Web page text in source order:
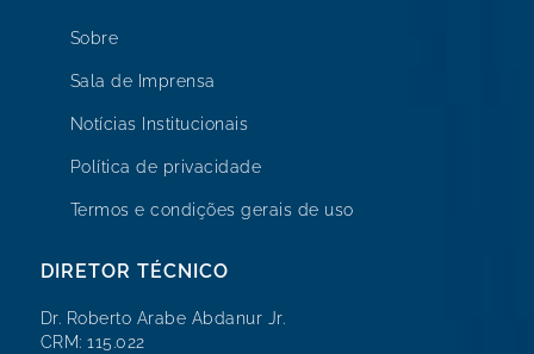
Sobre
Sala de Imprensa
Notícias Institucionais
Política de privacidade
Termos e condições gerais de uso
DIRETOR TÉCNICO
Dr. Roberto Arabe Abdanur Jr.
CRM: 115.022